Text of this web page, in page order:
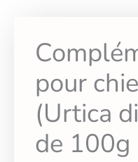
pour
(Urtica
de 100g